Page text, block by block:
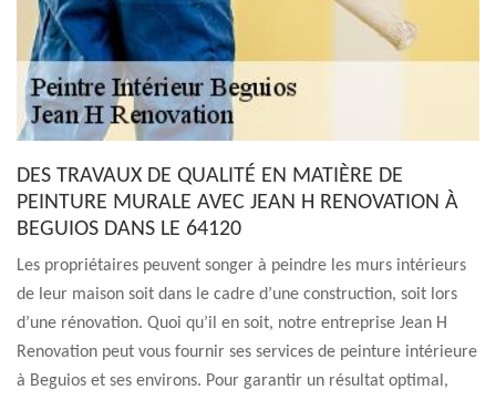
DES TRAVAUX DE QUALITÉ EN MATIÈRE DE
PEINTURE MURALE AVEC JEAN H RENOVATION À
BEGUIOS DANS LE 64120
Les propriétaires peuvent songer à peindre les murs intérieurs
de leur maison soit dans le cadre d’une construction, soit lors
d’une rénovation. Quoi qu’il en soit, notre entreprise Jean H
Renovation peut vous fournir ses services de peinture intérieure
à Beguios et ses environs. Pour garantir un résultat optimal,